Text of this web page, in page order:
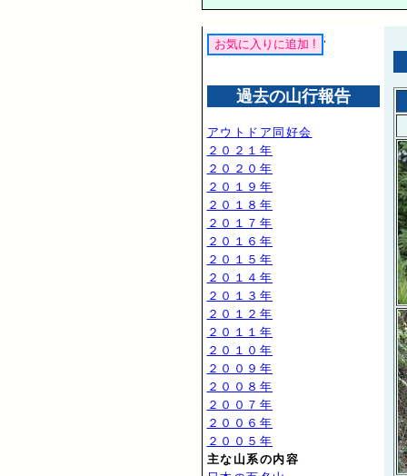
過去の山行報告
アウトドア同好会
２０２１年
２０２０年
２０１９年
２０１８年
２０１７年
２０１６年
２０１５年
２０１４年
２０１３年
２０１２年
２０１１年
２０１０年
２００９年
２００８年
２００７年
２００６年
２００５年
主な山系の内容